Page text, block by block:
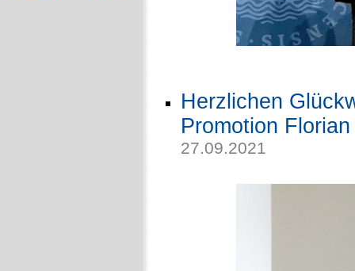
Herzlichen
Promotion
27.09.2021